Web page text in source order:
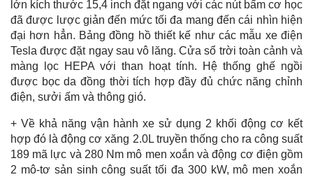
lớn kích thước 15,4 inch đặt ngang với các nút bấm cơ học
đã được lược giản đến mức tối đa mang đến cái nhìn hiện
đại hơn hẳn. Bảng đồng hồ thiết kế như các mẫu xe điện
Tesla được đặt ngay sau vô lăng. Cửa sổ trời toàn cảnh và
màng lọc HEPA với than hoạt tính. Hệ thống ghế ngồi
được bọc da đồng thời tích hợp đầy đủ chức năng chỉnh
điện, sưởi ấm và thông gió.
+ Về khả năng vận hành xe sử dụng 2 khối động cơ kết
hợp đó là động cơ xăng 2.0L truyền thống cho ra công suất
189 mã lực và 280 Nm mô men xoắn và động cơ điện gồm
2 mô-tơ sản sinh công suất tối đa 300 kW, mô men xoắn